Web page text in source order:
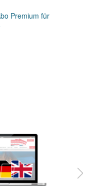
Premium für